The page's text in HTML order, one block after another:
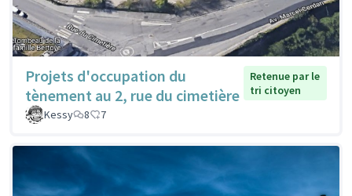
Projets d'occupation du
tènement au 2, rue du cimetière
Retenue par le
tri citoyen
Kessy
8 7